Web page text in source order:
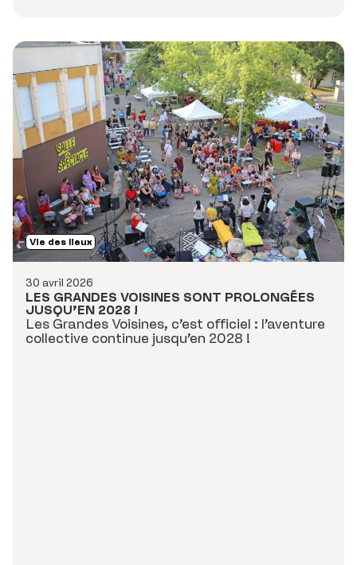
30 avril 2026
Vie des lieux
LES GRANDES VOISINES SONT PROLONGÉES
JUSQU’EN 2028 !
Les Grandes Voisines, c’est officiel : l’aventure
collective continue jusqu’en 2028 !